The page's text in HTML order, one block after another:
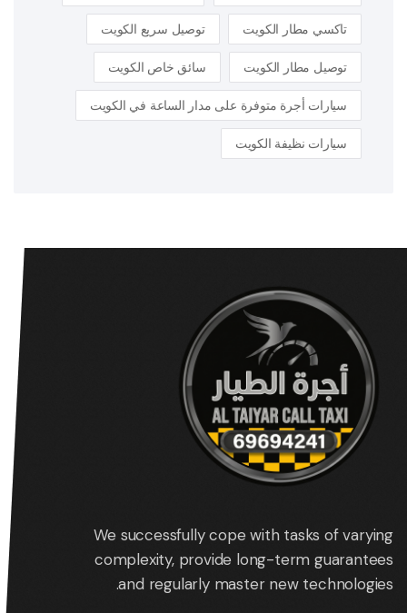
تاكسي مطار الكويت توصيل سريع الكويت
توصيل مطار الكويت سائق خاص الكويت
سيارات أجرة متوفرة على مدار الساعة في الكويت
سيارات نظيفة الكويت
We successfully cope with tasks of varying
complexity, provide long-term guarantees
and regularly master new technologies.